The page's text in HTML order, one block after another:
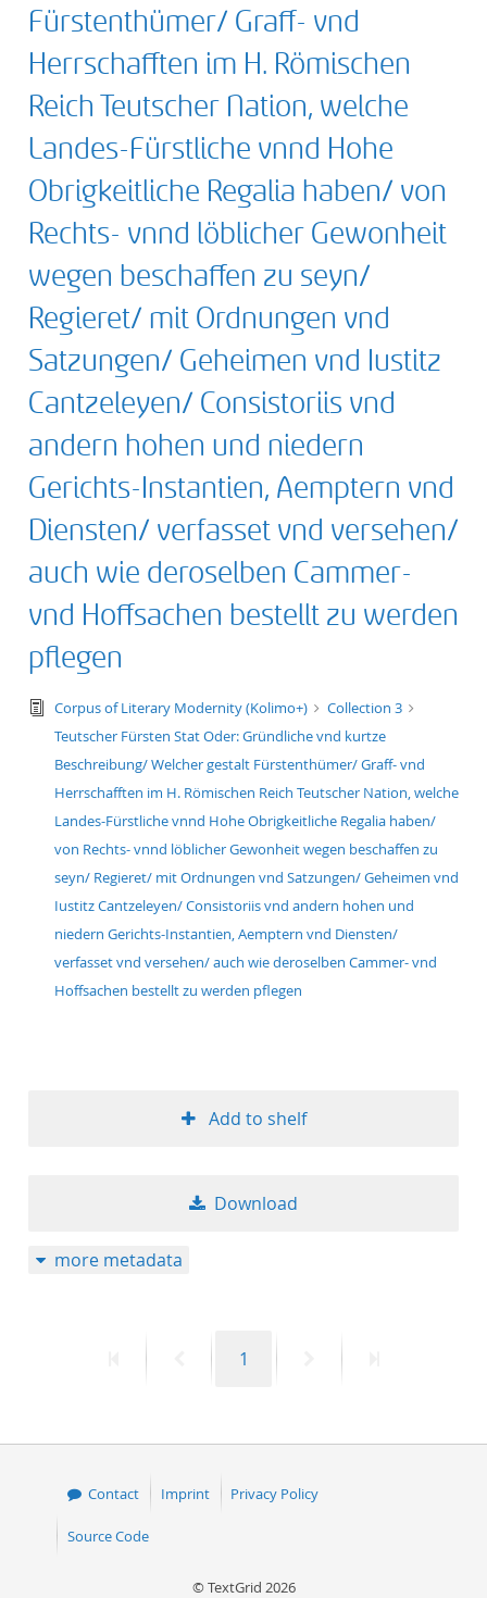
Fürstenthümer/ Graff- vnd
Herrschafften im H. Römischen
Reich Teutscher Nation, welche
Landes-Fürstliche vnnd Hohe
Obrigkeitliche Regalia haben/ von
Rechts- vnnd löblicher Gewonheit
wegen beschaffen zu seyn/
Regieret/ mit Ordnungen vnd
Satzungen/ Geheimen vnd Iustitz
Cantzeleyen/ Consistoriis vnd
andern hohen und niedern
Gerichts-Instantien, Aemptern vnd
Diensten/ verfasset vnd versehen/
auch wie deroselben Cammer-
vnd Hoffsachen bestellt zu werden
pflegen
text/tg.edition+tg.aggregation+xml
Corpus of Literary Modernity (Kolimo+)
Collection 3
Teutscher Fürsten Stat Oder: Gründliche vnd kurtze
Beschreibung/ Welcher gestalt Fürstenthümer/ Graff- vnd
Herrschafften im H. Römischen Reich Teutscher Nation, welche
Landes-Fürstliche vnnd Hohe Obrigkeitliche Regalia haben/
von Rechts- vnnd löblicher Gewonheit wegen beschaffen zu
seyn/ Regieret/ mit Ordnungen vnd Satzungen/ Geheimen vnd
Iustitz Cantzeleyen/ Consistoriis vnd andern hohen und
niedern Gerichts-Instantien, Aemptern vnd Diensten/
verfasset vnd versehen/ auch wie deroselben Cammer- vnd
Hoffsachen bestellt zu werden pflegen
Add to shelf
Download
more metadata
PreviousPage
1
Contact Imprint Privacy Policy
Source Code
© TextGrid 2026